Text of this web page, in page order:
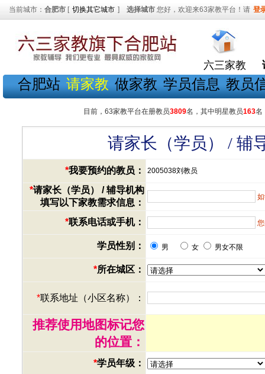
当前城市： 合肥市 [ 切换其它城市 ] 选择城市 您好，欢迎来63家教平台！请 登
六三家教
合肥站 请家教 做家教 学员信息 教员
目前，63家教平台在册教员3809名，其中明星教员163名
请家长（学员） / 辅
*我要预约的教员： 2005038刘教员
*请家长（学员） / 辅导机构
填写以下家教需求信息：
*联系电话或手机：
学员性别： 男 女 男女不限
*所在城区：
*联系地址（小区名称）：
推荐使用地图标记您
的位置：
*学员年级：